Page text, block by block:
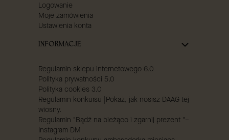
Logowanie
Moje zamówienia
Ustawienia konta
INFORMACJE
Regulamin sklepu internetowego 6.0
Polityka prywatności 5.0
Polityka cookies 3.0
Regulamin konkursu |Pokaż, jak nosisz DAAG tej
wiosny.
Regulamin "Bądź na bieżąco i zgarnij prezent "–
Instagram DM